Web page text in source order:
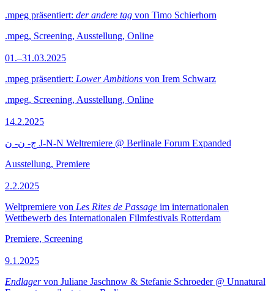
.mpeg präsentiert: der andere tag von Timo Schierhorn
.mpeg, Screening, Ausstellung, Online
01.–31.03.2025
.mpeg präsentiert: Lower Ambitions von Irem Schwarz
.mpeg, Screening, Ausstellung, Online
14.2.2025
ج- ن- ن J-N-N Weltremiere @ Berlinale Forum Expanded
Ausstellung, Premiere
2.2.2025
Weltpremiere von Les Rites de Passage im internationalen
Wettbewerb des Internationalen Filmfestivals Rotterdam
Premiere, Screening
9.1.2025
Endlagervon Juliane Jaschnow & Stefanie Schroeder @ Unnatural